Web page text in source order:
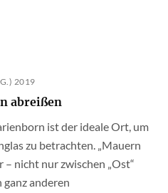
2019
abreißen
ist der ideale Ort, um
zu betrachten. „Mauern
– nicht nur zwischen „Ost“
ganz anderen